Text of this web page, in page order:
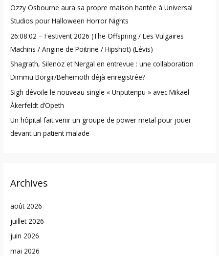
f
o
r
:
Ozzy Osbourne aura sa propre maison hantée à Universal
Studios pour Halloween Horror Nights
26:08:02 – Festivent 2026 (The Offspring / Les Vulgaires
Machins / Angine de Poitrine / Hipshot) (Lévis)
Shagrath, Silenoz et Nergal en entrevue : une collaboration
Dimmu Borgir/Behemoth déjà enregistrée?
Sigh dévoile le nouveau single « Unputenpu » avec Mikael
Åkerfeldt d’Opeth
Un hôpital fait venir un groupe de power metal pour jouer
devant un patient malade
Archives
août 2026
juillet 2026
juin 2026
mai 2026